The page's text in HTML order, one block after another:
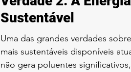
Sustentável
Uma das grandes verdades
mais sustentáveis disponíveis
não gera poluentes